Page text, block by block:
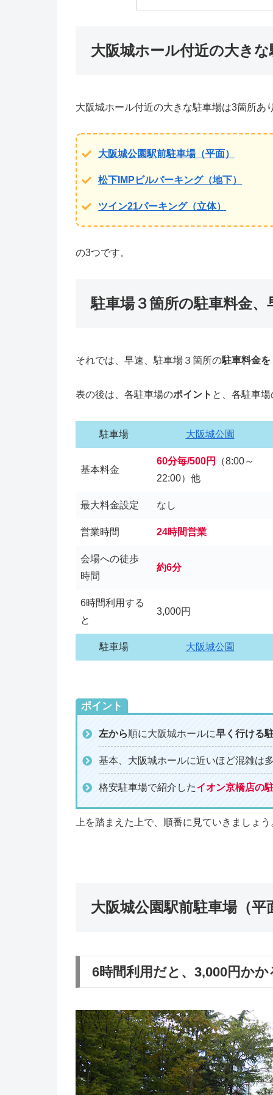
大阪城ホール付近の大き
大阪城ホール付近の大きな駐車場は3箇所あ
大阪城公園駅前駐車場（平面）
松下IMPビルパーキング（地下）
ツイン21パーキング（立体）
の3つです。
駐車場３箇所の駐車料金、
それでは、早速、駐車場３箇所の駐車料金を
表の後は、各駐車場のポイント と、各駐車場
駐車場 大阪城公園
基本料金
60分毎/500円
（8:00～
22:00）他
最大料金設定 なし
営業時間 24時間営業
会場への徒歩
時間
約6分
6時間利用する
と
3,000円
駐車場 大阪城公園
ポイント
左から順に大阪城ホールに早く行ける
基本、大阪城ホールに近いほど混雑は
格安駐車場で紹介したイオン京橋店の
上を踏まえた上で、順番に見ていきましょう
大阪城公園駅前駐車場（平
6時間利用だと、3,000円か